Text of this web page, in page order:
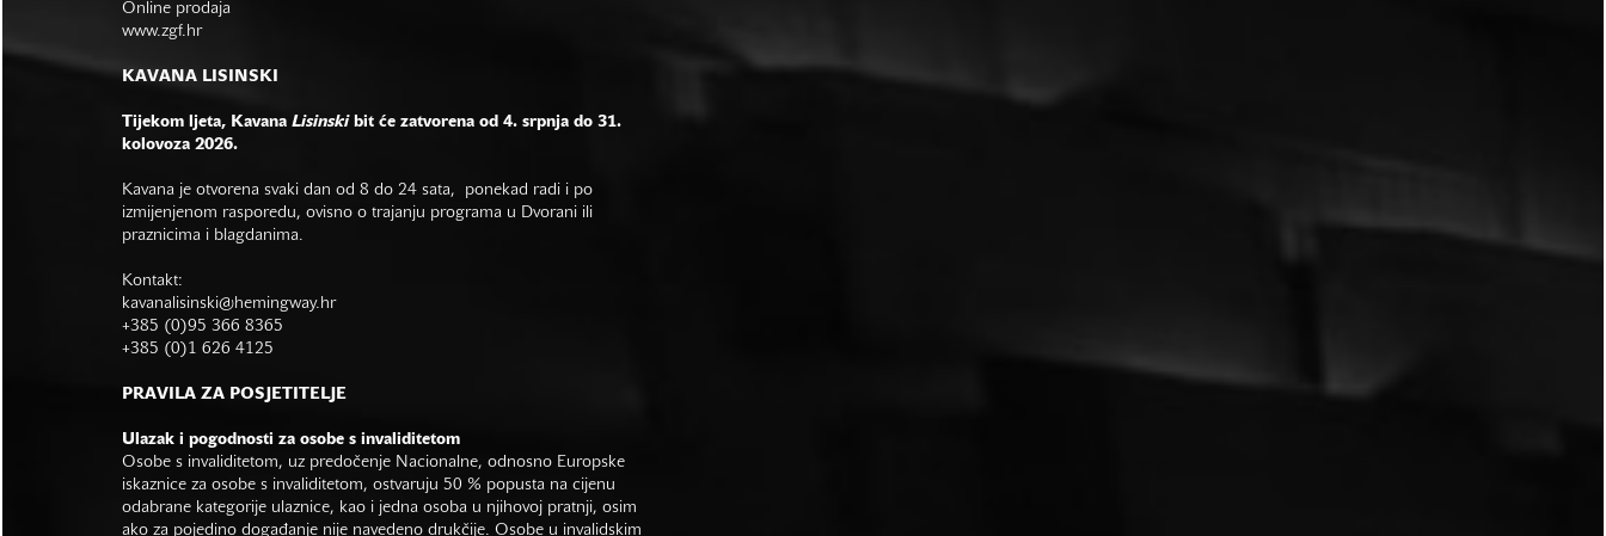
Online prodaja
www.zgf.hr
KAVANA LISINSKI
Tijekom ljeta, Kavana Lisinski bit će zatvorena od 4. srpnja do 31.
kolovoza 2026.
Kavana je otvorena svaki dan od 8 do 24 sata, ponekad radi i po
izmijenjenom rasporedu, ovisno o trajanju programa u Dvorani ili
praznicima i blagdanima.
Kontakt:
kavanalisinski@hemingway.hr
+385 (0)95 366 8365
+385 (0)1 626 4125
PRAVILA ZA POSJETITELJE
Ulazak i pogodnosti za osobe s invaliditetom
Osobe s invaliditetom, uz predočenje Nacionalne, odnosno Europske
iskaznice za osobe s invaliditetom, ostvaruju 50 % popusta na cijenu
odabrane kategorije ulaznice, kao i jedna osoba u njihovoj pratnji, osim
ako za pojedino događanje nije navedeno drukčije. Osobe u invalidskim